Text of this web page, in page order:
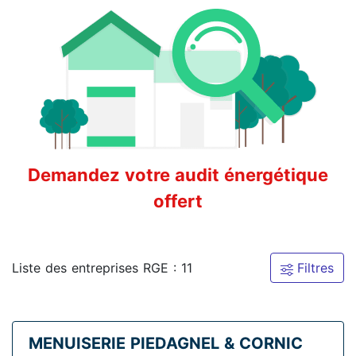
Demandez votre audit énergétique
offert
Liste des entreprises RGE : 11 Filtres
MENUISERIE PIEDAGNEL & CORNIC